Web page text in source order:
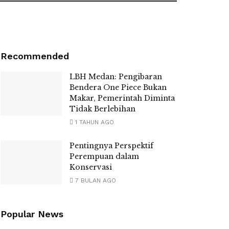
Recommended
LBH Medan: Pengibaran
Bendera One Piece Bukan
Makar, Pemerintah Diminta
Tidak Berlebihan
1 TAHUN AGO
Pentingnya Perspektif
Perempuan dalam
Konservasi
7 BULAN AGO
Popular News